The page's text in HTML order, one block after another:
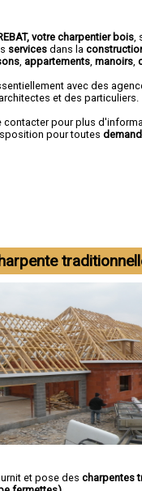
votre charpentier bois
services dans la
appartements manoirs
avec des
et des particuliers.
contacter pour plus
pour toutes
et pose des charpentes